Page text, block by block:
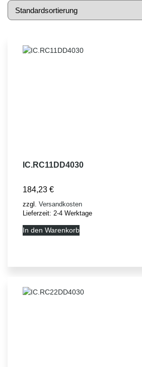
IC.RC11DD4030
184,23 €
zzgl. Versandkosten
Lieferzeit: 2-4 Werktage
In den Warenkorb